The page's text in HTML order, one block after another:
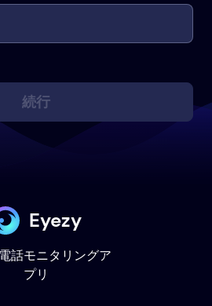
続行
Eyezy
話モニタリングア
プリ